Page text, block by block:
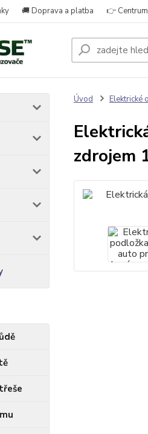
🚚 Doprava a platba 👉
Úvod Elektrické
zdrojem